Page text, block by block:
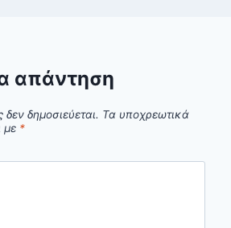
απάντηση
δημοσιεύεται. Τα υποχρεωτικά
με *